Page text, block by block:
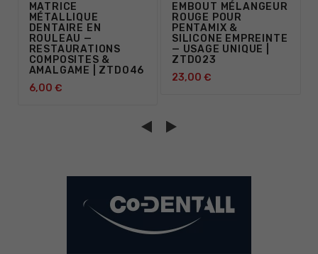
MATRICE
MÉTALLIQUE
DENTAIRE EN
ROULEAU —
RESTAURATIONS
COMPOSITES &
AMALGAME | ZTD046
6,00 €
EMBOUT MÉLANGEUR
ROUGE POUR
PENTAMIX &
SILICONE EMPREINTE
— USAGE UNIQUE |
ZTD023
23,00 €